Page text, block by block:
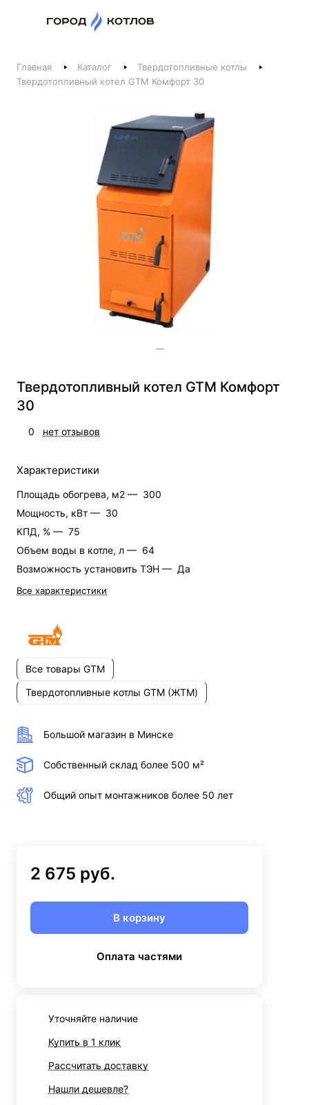
Телефоны
+375 29 237-06-41
+375 44 521-06-41
Печи, камины, бани
Заказать звонок
Главная Каталог
Твердотопливные котлы
Твердотопливный котел GTM Комфорт 30
Твердотопливный котел GTM Комфорт
30
0 нет отзывов
Характеристики
Площадь обогрева, м2 — 300
Мощность, кВт — 30
КПД, % — 75
Объем воды в котле, л — 64
Возможность установить ТЭН — Да
Все характеристики
Все товары GTM
Твердотопливные котлы GTM (ЖТМ)
Большой магазин в Минске
Собственный склад более 500 м²
Общий опыт монтажников более 50 лет
2 675 руб.
В корзину
Оплата частями
Уточняйте наличие
Купить в 1 клик
Рассчитать доставку
Нашли дешевле?